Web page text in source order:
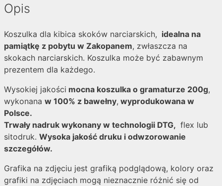
Opis
Koszulka dla kibica skoków narciarskich, idealna na
pamiątkę z pobytu w Zakopanem, zwłaszcza na
skokach narciarskich. Koszulka może być zabawnym
prezentem dla każdego.
Wysokiej jakości mocna koszulka o gramaturze 200g,
wykonana w 100% z bawełny, wyprodukowana w
Polsce.
Trwały nadruk wykonany w technologii DTG, flex lub
sitodruk. Wysoka jakość druku i odwzorowanie
szczegółów.
Grafika na zdjęciu jest grafiką podglądową, kolory oraz
grafiki na zdjęciach mogą nieznacznie różnić się od